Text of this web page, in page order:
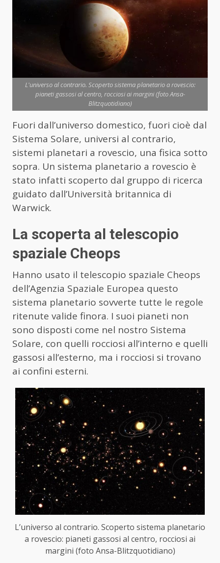
L'universo al contrario. Scoperto sistema planetario a rovescio:
pianeti gassosi al centro, rocciosi ai margini (foto Ansa-
Blitzquotidiano)
Fuori dall’universo domestico, fuori cioè dal
Sistema Solare, universi al contrario,
sistemi planetari a rovescio, una fisica sotto
sopra. Un sistema planetario a rovescio è
stato infatti scoperto dal gruppo di ricerca
guidato dall’Università britannica di
Warwick.
La scoperta al telescopio
spaziale Cheops
Hanno usato il telescopio spaziale Cheops
dell’Agenzia Spaziale Europea questo
sistema planetario sovverte tutte le regole
ritenute valide finora. I suoi pianeti non
sono disposti come nel nostro Sistema
Solare, con quelli rocciosi all’interno e quelli
gassosi all’esterno, ma i rocciosi si trovano
ai confini esterni.
L’universo al contrario. Scoperto sistema planetario
a rovescio: pianeti gassosi al centro, rocciosi ai
margini (foto Ansa-Blitzquotidiano)